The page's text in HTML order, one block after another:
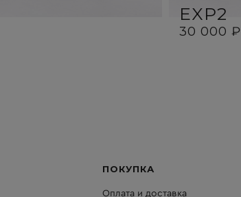
EXP2
30 000 ₽
ПОКУПКА
Оплата и доставка